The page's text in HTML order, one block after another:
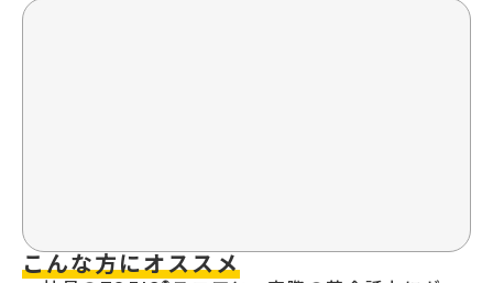
こんな方にオススメ